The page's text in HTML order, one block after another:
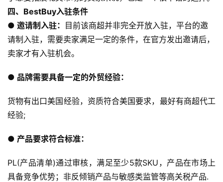
跨
境
百
科
媒
营
境
导
四、BestBuy入驻条件
● 邀请制入驻： 目前该商超并非完全开放入驻，平台的邀
请制入驻，需要卖家满足一定的条件，在官方发出邀请后，
卖家才有入驻机会。
● 品牌需要具备一定的外贸经验：
货物有出口美国经验，资质符合美国要求，最好有商超代工
经验;
● 产品要求符合标准：
PL(产品清单)通过审核，满足至少5款SKU，产品在市场上
具备竞争优势；非反倾销产品与敏感类监管等高关税产品.